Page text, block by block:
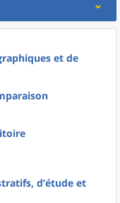
et de
d’étude et